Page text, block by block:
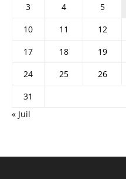
3
4 5
10
11 12
17
18 19
24
25 26
31
« Juil